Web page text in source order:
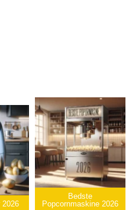
Bedste
Popcornmaskine 2026